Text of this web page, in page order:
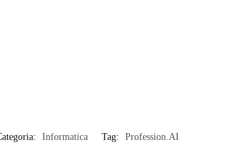
Informatica Tag: Profession.AI